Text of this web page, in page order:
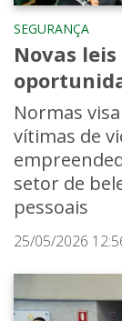
SEGURANÇA
Novas
Normas
vítimas de
setor de
pessoais
25/05/2026